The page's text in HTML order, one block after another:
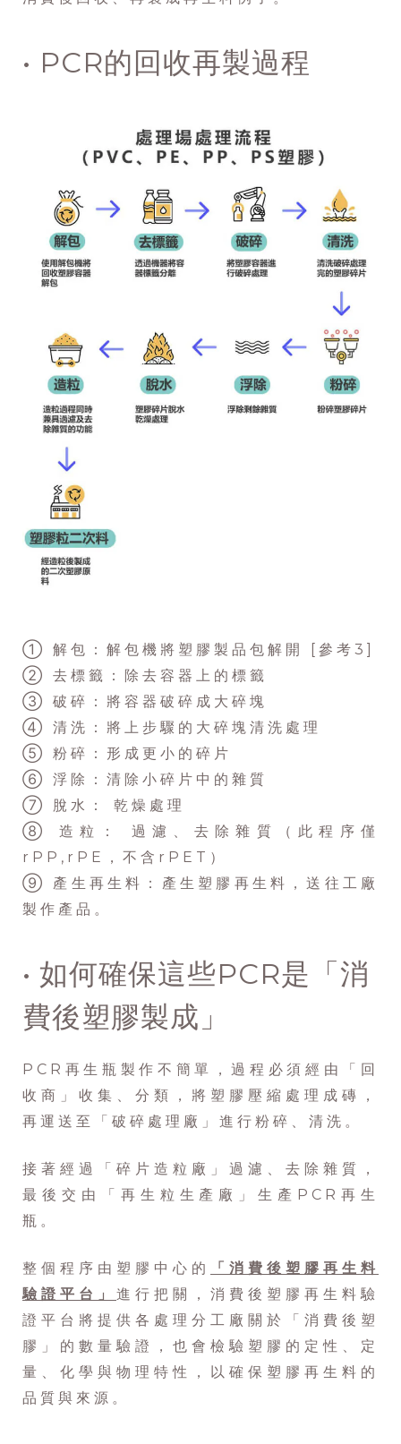
• PCR的回收再製過程
① 解包：解包機將塑膠製品包解開 [參考3]
② 去標籤：除去容器上的標籤
③ 破碎：將容器破碎成大碎塊
④ 清洗：將上步驟的大碎塊清洗處理
⑤ 粉碎：形成更小的碎片
⑥ 浮除：清除小碎片中的雜質
⑦ 脫水： 乾燥處理
⑧ 造粒： 過濾、去除雜質（此程序僅
rPP,rPE，不含rPET）
⑨ 產生再生料：產生塑膠再生料，送往工廠
製作產品。
• 如何確保這些PCR是「消
費後塑膠製成」
PCR再生瓶製作不簡單，過程必須經由「回
收商」收集、分類，將塑膠壓縮處理成磚，
再運送至「破碎處理廠」進行粉碎、清洗。
接著經過「碎片造粒廠」過濾、去除雜質，
最後交由「再生粒生產廠」生產PCR再生
瓶。
整個程序由塑膠中心的
「消費後塑膠再生料
驗證平台」 進行把關，消費後塑膠再生料驗
證平台將提供各處理分工廠關於「消費後塑
膠」的數量驗證，也會檢驗塑膠的定性、定
量、化學與物理特性，以確保塑膠再生料的
品質與來源。